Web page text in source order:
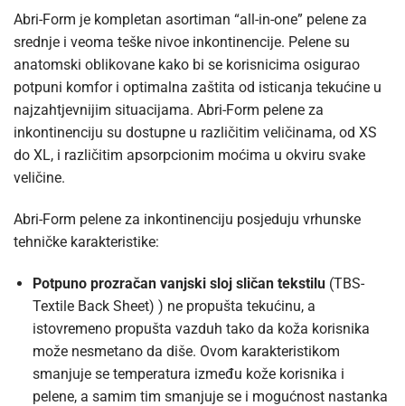
Abri-Form je kompletan asortiman “all-in-one” pelene za
srednje i veoma teške nivoe inkontinencije. Pelene su
anatomski oblikovane kako bi se korisnicima osigurao
potpuni komfor i optimalna zaštita od isticanja tekućine u
najzahtjevnijim situacijama. Abri-Form pelene za
inkontinenciju su dostupne u različitim veličinama, od XS
do XL, i različitim apsorpcionim moćima u okviru svake
veličine.
Abri-Form pelene za inkontinenciju posjeduju vrhunske
tehničke karakteristike:
Potpuno prozračan vanjski sloj sličan tekstilu(TBS-
Textile Back Sheet) ) ne propušta tekućinu, a
istovremeno propušta vazduh tako da koža korisnika
može nesmetano da diše. Ovom karakteristikom
smanjuje se temperatura između kože korisnika i
pelene, a samim tim smanjuje se i mogućnost nastanka